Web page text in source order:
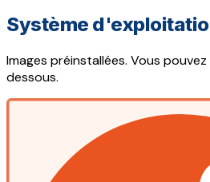
Système
Images préinstallées. Vous
dessous.